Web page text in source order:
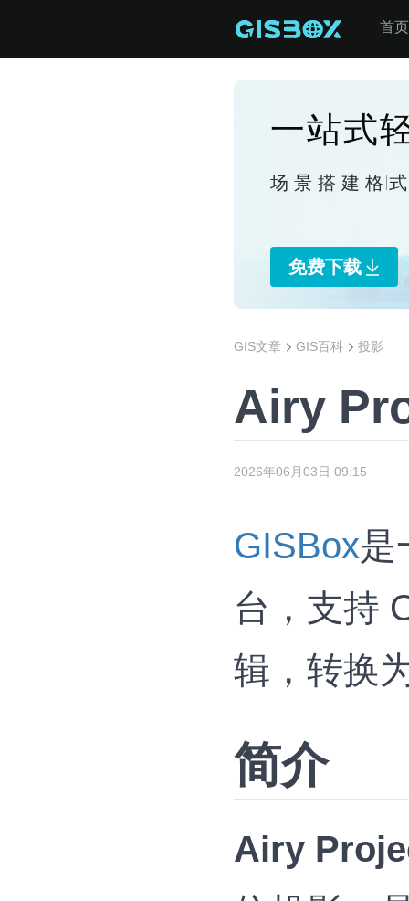
首页
一站式
场景搭建 格
免费下载
GIS文章 GIS百科 投影
Airy
2026年06月03日 09:15
GISBox是
台，支持
辑，转换
简介
‌Airy